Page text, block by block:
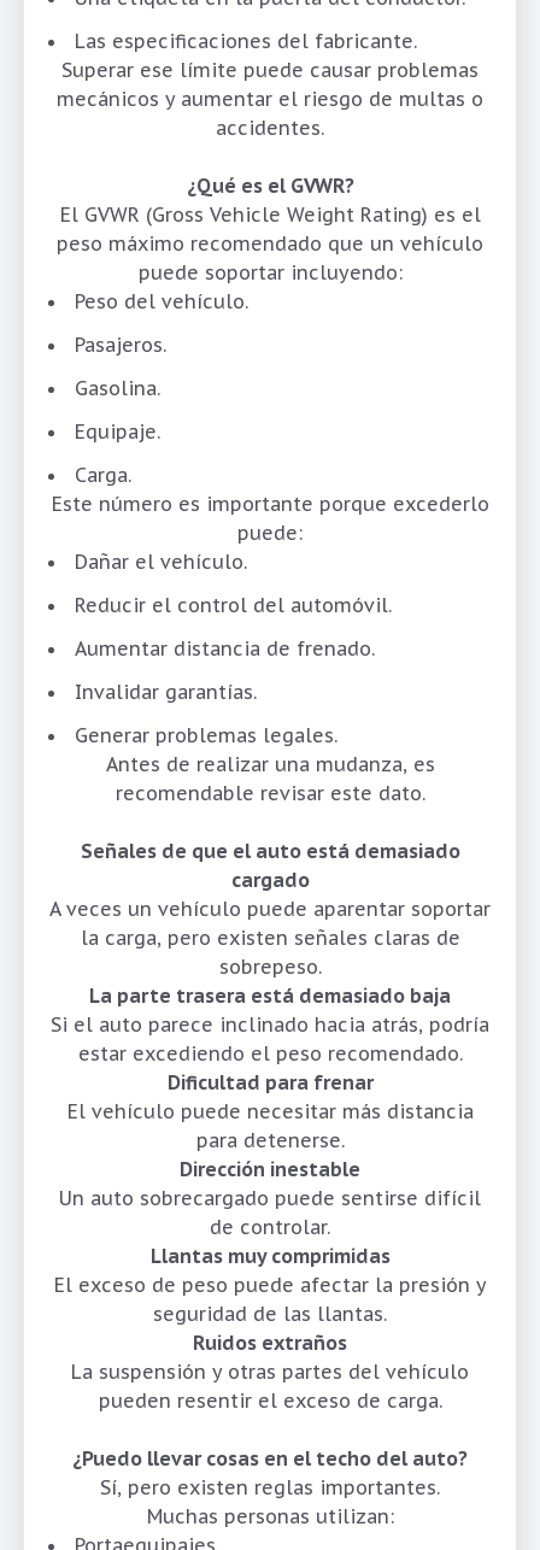
Las especificaciones del fabricante.
Superar ese límite puede causar problemas
mecánicos y aumentar el riesgo de multas o
accidentes.
¿Qué es el GVWR?
El GVWR (Gross Vehicle Weight Rating) es el
peso máximo recomendado que un vehículo
puede soportar incluyendo:
Peso del vehículo.
Pasajeros.
Gasolina.
Equipaje.
Carga.
Este número es importante porque excederlo
puede:
Dañar el vehículo.
Reducir el control del automóvil.
Aumentar distancia de frenado.
Invalidar garantías.
Generar problemas legales.
Antes de realizar una mudanza, es
recomendable revisar este dato.
Señales de que el auto está demasiado
cargado
A veces un vehículo puede aparentar soportar
la carga, pero existen señales claras de
sobrepeso.
La parte trasera está demasiado baja
Si el auto parece inclinado hacia atrás, podría
estar excediendo el peso recomendado.
Dificultad para frenar
El vehículo puede necesitar más distancia
para detenerse.
Dirección inestable
Un auto sobrecargado puede sentirse difícil
de controlar.
Llantas muy comprimidas
El exceso de peso puede afectar la presión y
seguridad de las llantas.
Ruidos extraños
La suspensión y otras partes del vehículo
pueden resentir el exceso de carga.
¿Puedo llevar cosas en el techo del auto?
Sí, pero existen reglas importantes.
Muchas personas utilizan:
Portaequipajes.